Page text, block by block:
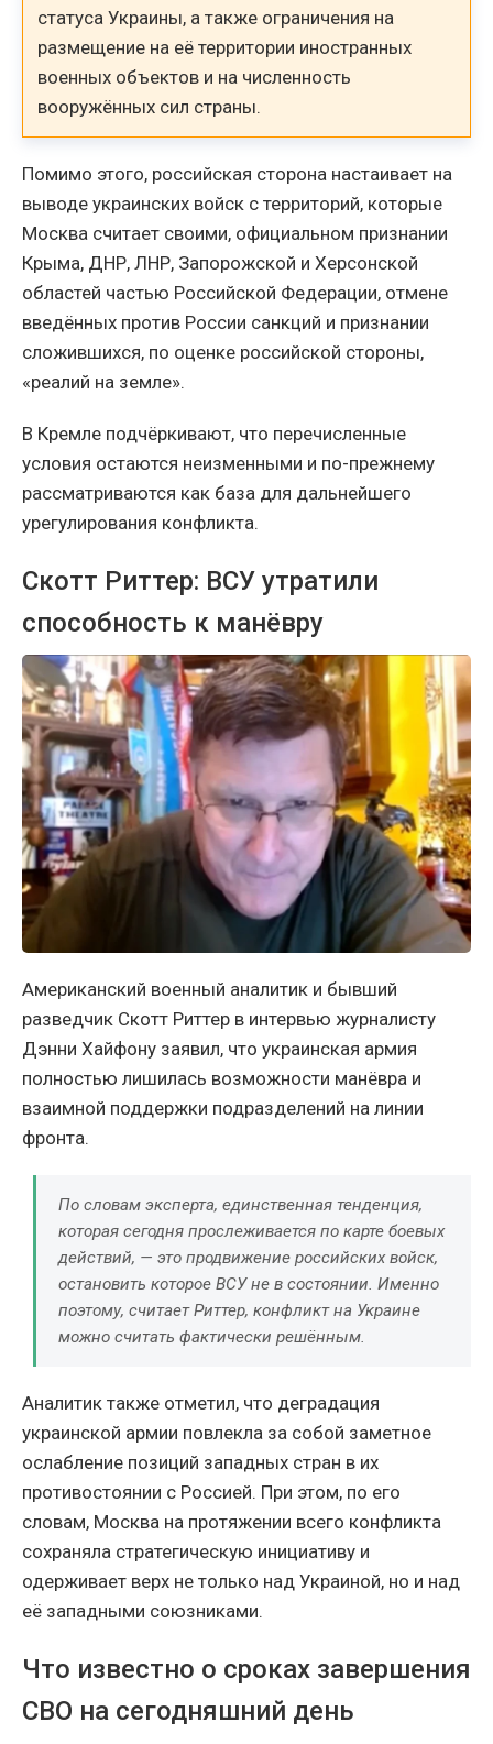
статуса Украины, а также ограничения на
размещение на её территории иностранных
военных объектов и на численность
вооружённых сил страны.
Помимо этого, российская сторона настаивает на
выводе украинских войск с территорий, которые
Москва считает своими, официальном признании
Крыма, ДНР, ЛНР, Запорожской и Херсонской
областей частью Российской Федерации, отмене
введённых против России санкций и признании
сложившихся, по оценке российской стороны,
«реалий на земле».
В Кремле подчёркивают, что перечисленные
условия остаются неизменными и по-прежнему
рассматриваются как база для дальнейшего
урегулирования конфликта.
Скотт Риттер: ВСУ утратили
способность к манёвру
Американский военный аналитик и бывший
разведчик Скотт Риттер в интервью журналисту
Дэнни Хайфону заявил, что украинская армия
полностью лишилась возможности манёвра и
взаимной поддержки подразделений на линии
фронта.
По словам эксперта, единственная тенденция,
которая сегодня прослеживается по карте боевых
действий, — это продвижение российских войск,
остановить которое ВСУ не в состоянии. Именно
поэтому, считает Риттер, конфликт на Украине
можно считать фактически решённым.
Аналитик также отметил, что деградация
украинской армии повлекла за собой заметное
ослабление позиций западных стран в их
противостоянии с Россией. При этом, по его
словам, Москва на протяжении всего конфликта
сохраняла стратегическую инициативу и
одерживает верх не только над Украиной, но и над
её западными союзниками.
Что известно о сроках завершения
СВО на сегодняшний день